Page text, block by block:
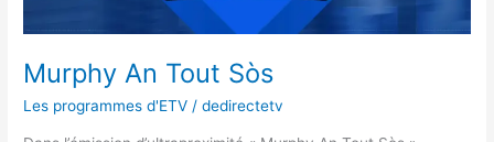
Murphy An Tout Sòs
Les programmes d'ETV /dedirectetv